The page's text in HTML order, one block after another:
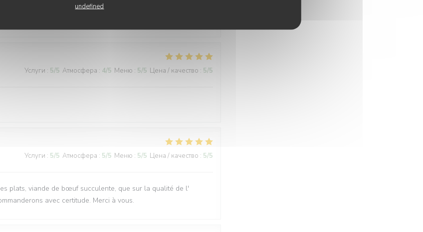
undefined
délicieux et copieux
Услуги : 5/5 Атмосфера : 4/5 Меню : 5/5 Цена / качество : 5/5
Услуги : 5/5 Атмосфера : 5/5 Меню : 5/5 Цена / качество : 5/5
plats, viande de bœuf succulente, que sur la qualité de l'
avec certitude. Merci à vous.